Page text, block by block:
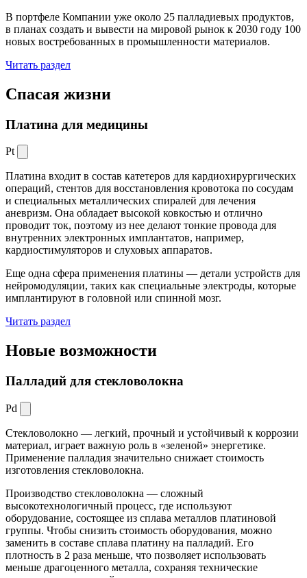
В портфеле Компании уже около 25 палладиевых продуктов,
в планах создать и вывести на мировой рынок к 2030 году 100
новых востребованных в промышленности материалов.
Читать раздел
Спасая жизни
Платина для медицины
Pt
Платина входит в состав катетеров для кардиохирургических
операций, стентов для восстановления кровотока по сосудам
и специальных металлических спиралей для лечения
аневризм. Она обладает высокой ковкостью и отлично
проводит ток, поэтому из нее делают тонкие провода для
внутренних электронных имплантатов, например,
кардиостимуляторов и слуховых аппаратов.
Еще одна сфера применения платины — детали устройств для
нейромодуляции, таких как специальные электроды, которые
имплантируют в головной или спинной мозг.
Читать раздел
Новые возможности
Палладий для стекловолокна
Pd
Стекловолокно — легкий, прочный и устойчивый к коррозии
материал, играет важную роль в «зеленой» энергетике.
Применение палладия значительно снижает стоимость
изготовления стекловолокна.
Производство стекловолокна — сложный
высокотехнологичный процесс, где используют
оборудование, состоящее из сплава металлов платиновой
группы. Чтобы снизить стоимость оборудования, можно
заменить в составе сплава платину на палладий. Его
плотность в 2 раза меньше, что позволяет использовать
меньше драгоценного металла, сохраняя технические